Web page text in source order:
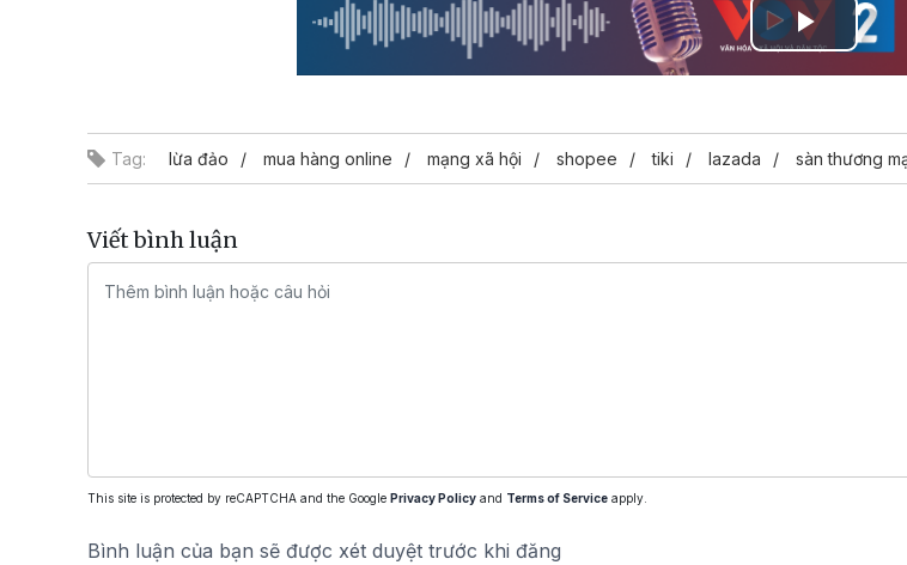
Play
Tag: lừa đảo mua hàng online mạng xã hội shopee tiki lazada sàn thương
Viết bình luận
This site is protected by reCAPTCHA and the Google Privacy Policy and Terms of Service apply.
Bình luận của bạn sẽ được xét duyệt trước khi đăng